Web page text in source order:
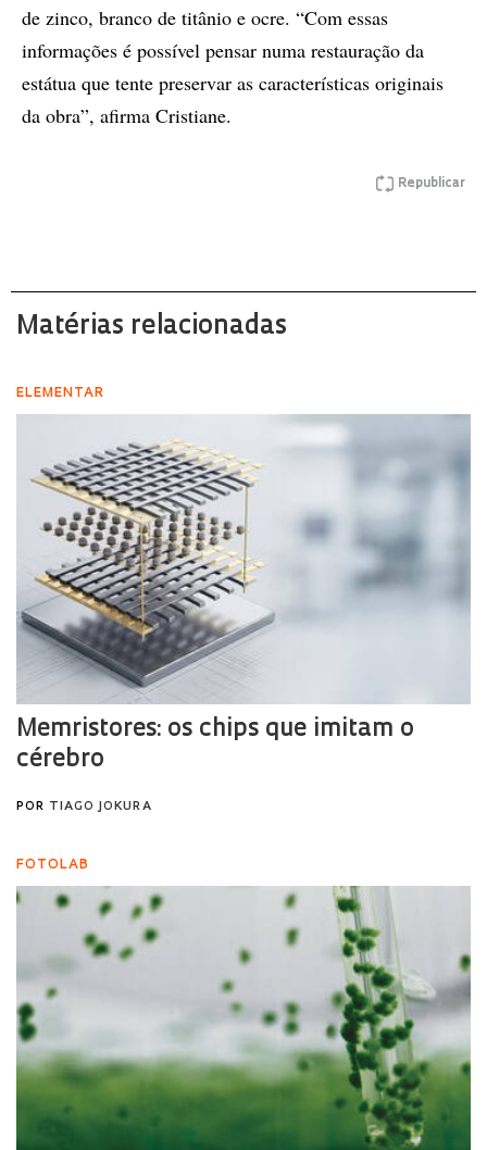
de zinco, branco de titânio e ocre. “Com essas
informações é possível pensar numa restauração da
estátua que tente preservar as características originais
da obra”, afirma Cristiane.
Republicar